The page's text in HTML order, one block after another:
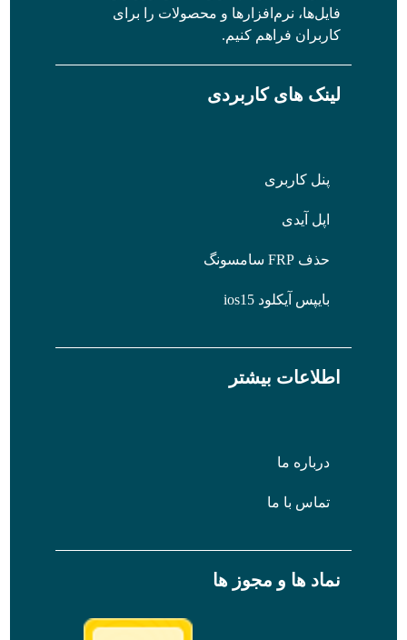
فایل‌ها، نرم‌افزارها و محصولات را برای
کاربران فراهم کنیم.
لینک های کاربردی
پنل کاربری
اپل آیدی
حذف FRP سامسونگ
بایپس آیکلود ios15
اطلاعات بیشتر
درباره ما
تماس با ما
نماد ها و مجوز ها